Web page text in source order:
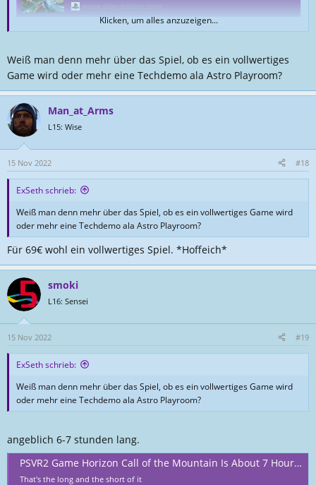
www.playstation.com
Horizon Call of the Mountain Pre-Order Now Available
Pre-orders for Horizon Call of the Mountain open, coming 22
February 2023!
www.guerrilla-games.com
Klicken, um alles anzuzeigen...
Weiß man denn mehr über das Spiel, ob es ein vollwertiges
Game wird oder mehr eine Techdemo ala Astro Playroom?
Man_at_Arms
L15: Wise
15 Nov 2022 #18
ExSeth schrieb:
Weiß man denn mehr über das Spiel, ob es ein vollwertiges Game wird
oder mehr eine Techdemo ala Astro Playroom?
Für 69€ wohl ein vollwertiges Spiel. *Hoffeich*
smoki
L16: Sensei
15 Nov 2022 #19
ExSeth schrieb:
Weiß man denn mehr über das Spiel, ob es ein vollwertiges Game wird
oder mehr eine Techdemo ala Astro Playroom?
angeblich 6-7 stunden lang.
PSVR2 Game Horizon Call of the Mountain Is About 7 Hours Long
That's the long and the short of it